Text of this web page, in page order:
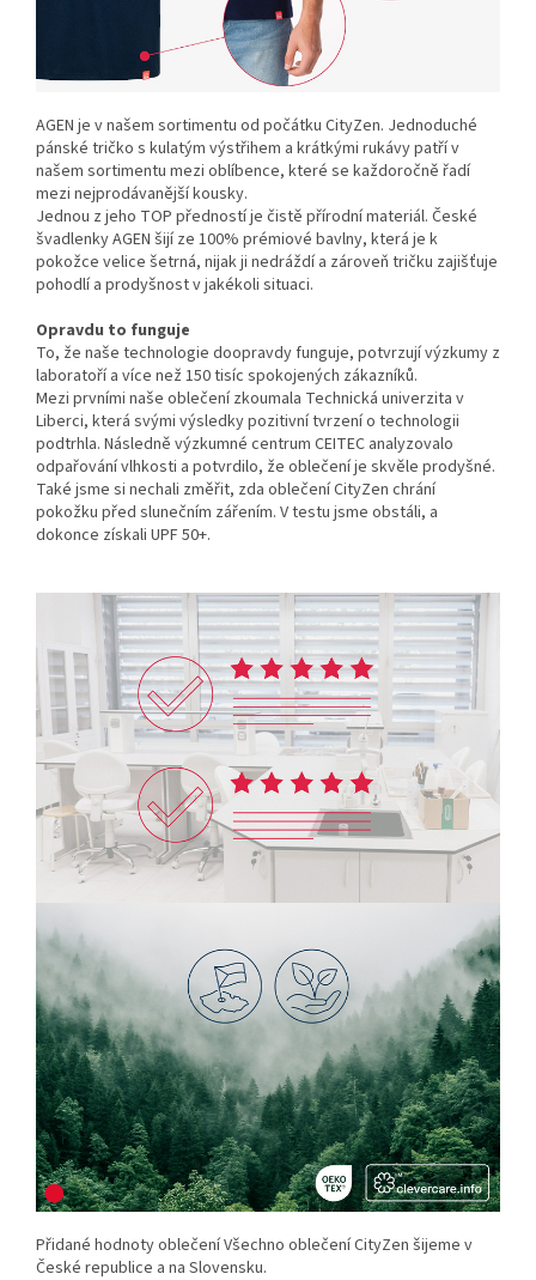
AGEN je v našem sortimentu od počátku CityZen. Jednoduché
pánské tričko s kulatým výstřihem a krátkými rukávy patří v
našem sortimentu mezi oblíbence, které se každoročně řadí
mezi nejprodávanější kousky.
Jednou z jeho TOP předností je čistě přírodní materiál. České
švadlenky AGEN šijí ze 100% prémiové bavlny, která je k
pokožce velice šetrná, nijak ji nedráždí a zároveň tričku zajišťuje
pohodlí a prodyšnost v jakékoli situaci.
Opravdu to funguje
To, že naše technologie doopravdy funguje, potvrzují výzkumy z
laboratoří a více než 150 tisíc spokojených zákazníků.
Mezi prvními naše oblečení zkoumala Technická univerzita v
Liberci, která svými výsledky pozitivní tvrzení o technologii
podtrhla. Následně výzkumné centrum CEITEC analyzovalo
odpařování vlhkosti a potvrdilo, že oblečení je skvěle prodyšné.
Také jsme si nechali změřit, zda oblečení CityZen chrání
pokožku před slunečním zářením. V testu jsme obstáli, a
dokonce získali UPF 50+.
Přidané hodnoty oblečení Všechno oblečení CityZen šijeme v
České republice a na Slovensku.